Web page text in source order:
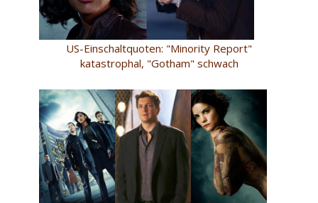
US-Einschaltquoten: "Minority Report"
katastrophal, "Gotham" schwach